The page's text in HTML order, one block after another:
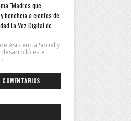
"Madres que
beneficia a cientos de
La Voz Digital de
Asistencia Social y
desarrolló este
COMENTARIOS